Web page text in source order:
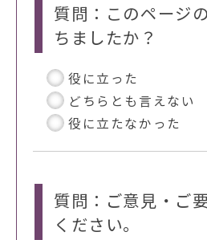
質問：このページ
ちましたか？
役に立った
どちらとも言えない
役に立たなかった
質問：ご意見・ご
ください。